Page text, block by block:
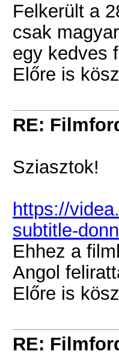
Felkerült a
csak
egy kedves
Előre is
RE:
Sziasztok!
https://
subtitle-
Ehhez a
Angol
Előre is
RE: